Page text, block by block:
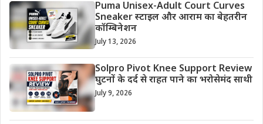
Puma Unisex-Adult Court Curves
Sneaker स्टाइल और आराम का बेहतरीन
कॉम्बिनेशन
July 13, 2026
Solpro Pivot Knee Support Review
घुटनों के दर्द से राहत पाने का भरोसेमंद साथी
July 9, 2026